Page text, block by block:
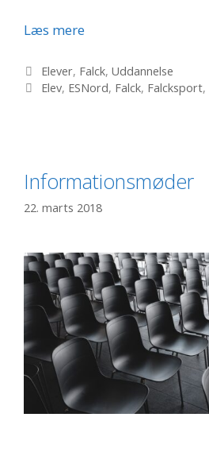
Læs mereKender
vores
næste
Kategorier
Elever, Falck, Uddannelse
Tags
Elev, ESNord, Falck, Falcksport,
Informationsmøder
22. marts 2018